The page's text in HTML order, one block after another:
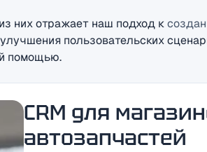
них отражает наш подход к
пользовательских
помощью.
CRM для
автозапчастей